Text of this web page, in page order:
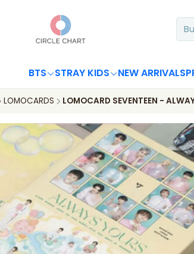
BTS STRAY KIDS NEW ARRIVALS
LOMOCARDS LOMOCARD SEVENTEEN -